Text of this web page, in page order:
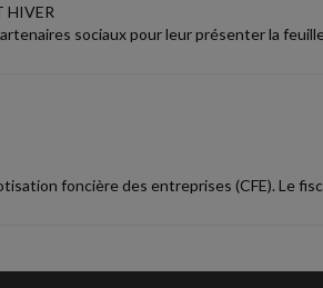
HIVER
sociaux pour leur présenter la
foncière des entreprises (CFE). Le